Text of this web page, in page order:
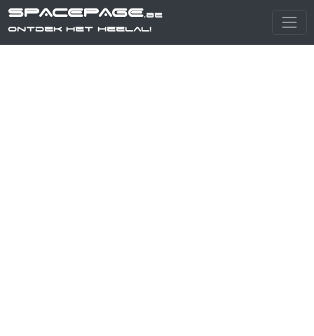
SPACEPAGE.be
Ontdek het heelal!